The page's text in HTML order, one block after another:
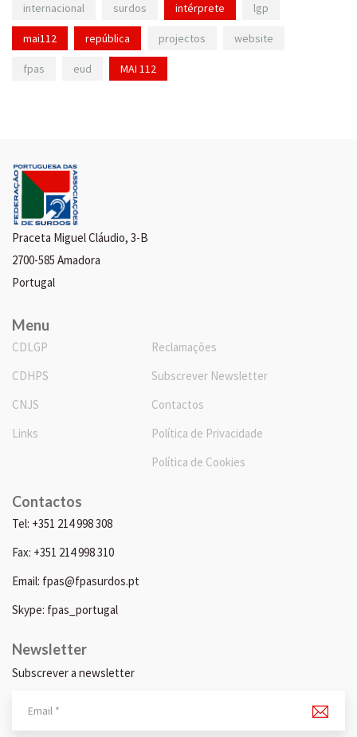
internacional surdos intérprete lgp
mai112 república projectos website
fpas eud MAI 112
Praceta Miguel Cláudio, 3-B
2700-585 Amadora
Portugal
Menu
CDLGP
CDHPS
CNJS
Links
Reclamações
Subscrever Newsletter
Contactos
Política de Privacidade
Política de Cookies
Contactos
Tel: +351 214 998 308
Fax: +351 214 998 310
Email: fpas@fpasurdos.pt
Skype: fpas_portugal
Newsletter
Subscrever a newsletter